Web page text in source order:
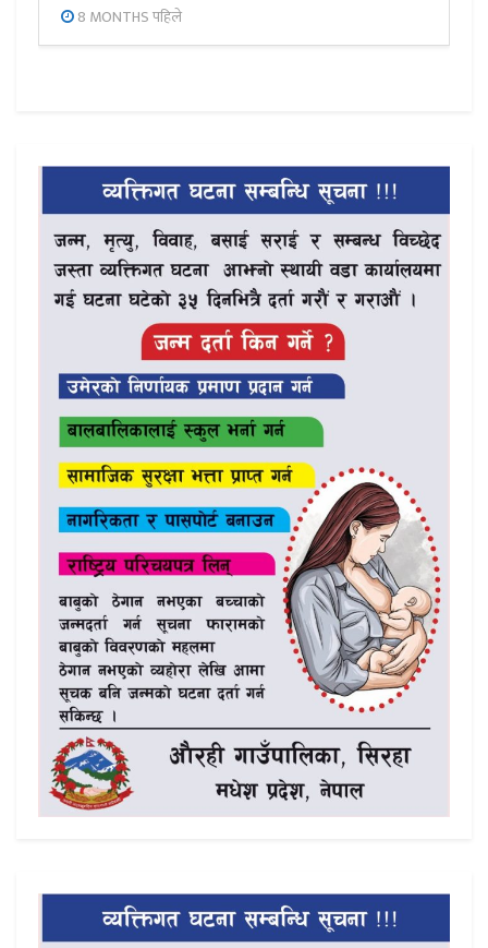
8 MONTHS पहिले